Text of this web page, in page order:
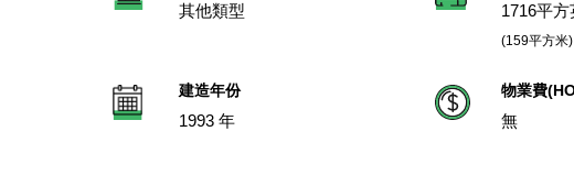
其他類型
1716平方
(159平方米)
建造年份
1993 年
物業費
無